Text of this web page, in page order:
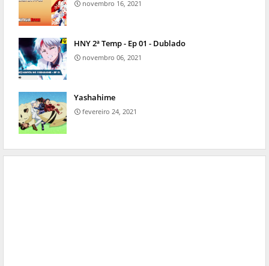
novembro 16, 2021
HNY 2ª Temp - Ep 01 - Dublado
novembro 06, 2021
Yashahime
fevereiro 24, 2021